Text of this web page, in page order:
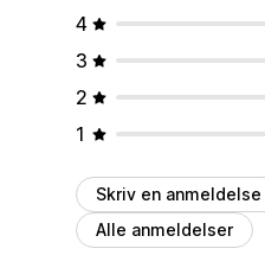
4
3
2
1
Skriv en anmeldelse
Alle anmeldelser